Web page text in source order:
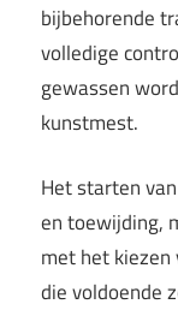
bijbehorende
volledige
gewassen
kunstmest.
Het starten
en toewijding,
met het kiezen
die voldoende